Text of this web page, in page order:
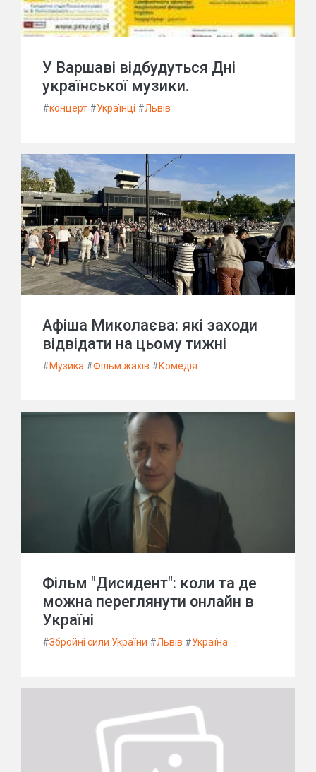
У Варшаві відбудуться Дні
української музики.
#концерт #Українці #Львів
Афіша Миколаєва: які заходи
відвідати на цьому тижні
#Музика #Фільм жахів #Комедія
Фільм "Дисидент": коли та де
можна переглянути онлайн в
Україні
#Збройні сили України #Львів #Україна